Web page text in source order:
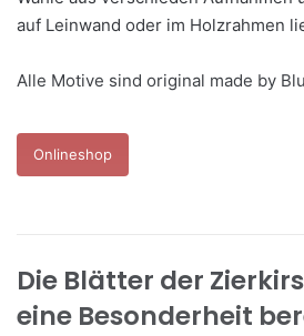
auf Leinwand oder im Holzrahmen
Alle Motive sind original made by
Onlineshop
Die Blätter der
eine Besonderheit